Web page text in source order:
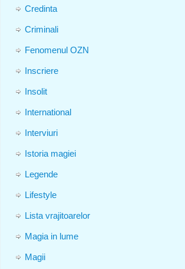
Credinta
Criminali
Fenomenul OZN
Inscriere
Insolit
International
Interviuri
Istoria magiei
Legende
Lifestyle
Lista vrajitoarelor
Magia in lume
Magii